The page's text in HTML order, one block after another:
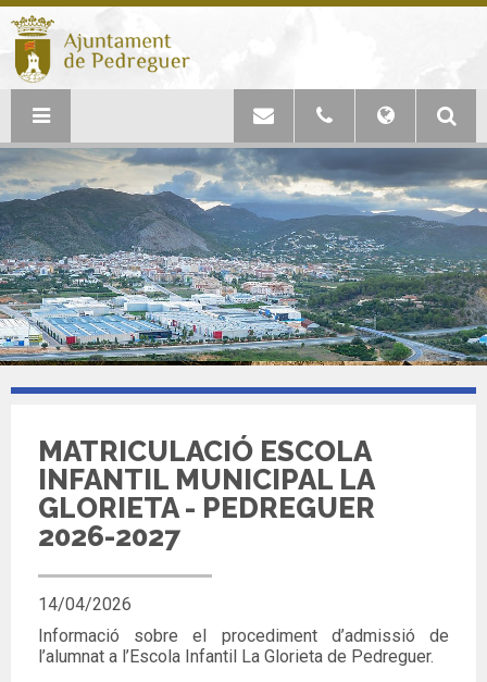
MATRICULACIÓ ESCOLA
INFANTIL MUNICIPAL LA
GLORIETA - PEDREGUER
2026-2027
14/04/2026
Informació sobre el procediment d’admissió de
l’alumnat a l’Escola Infantil La Glorieta de Pedreguer.